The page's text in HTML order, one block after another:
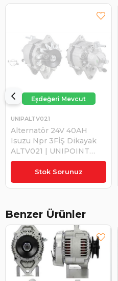
Stok Sorunuz
Alternatör 24V 40AH
Isuzu Npr 3FİŞ Dikayak
ALTV021 | UNIPOINT
ALTV021
UNIPALTV021
₺11.812,86
Benzer Ürünler